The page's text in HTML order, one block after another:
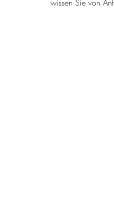
wissen Sie von